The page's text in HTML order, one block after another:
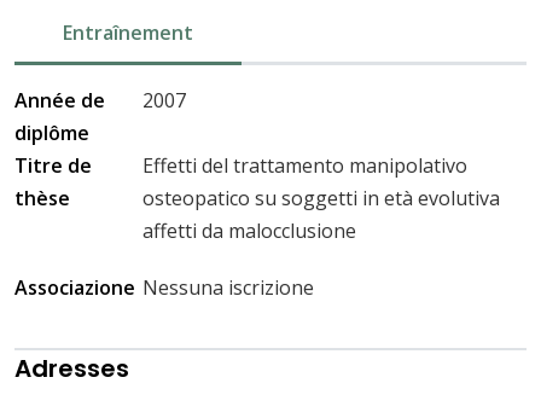
Entraînement
Année de
diplôme
2007
Titre de
thèse
Effetti del trattamento manipolativo
osteopatico su soggetti in età evolutiva
affetti da malocclusione
Associazione Nessuna iscrizione
Adresses